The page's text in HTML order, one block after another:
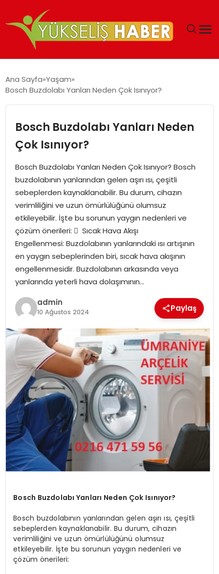
MALIYETLERINI AZALTIYOR’
Ana Sayfa Yaşam
Bosch Buzdolabı Yanları Neden Çok Isınıyor?
Bosch Buzdolabı Yanları Neden
Çok Isınıyor?
Bosch Buzdolabı Yanları Neden Çok Isınıyor? Bosch
buzdolabının yanlarından gelen aşırı ısı, çeşitli
sebeplerden kaynaklanabilir. Bu durum, cihazın
verimliliğini ve uzun ömürlülüğünü olumsuz
etkileyebilir. İşte bu sorunun yaygın nedenleri ve
çözüm önerileri:  Sıcak Hava Akışı
Engellenmesi: Buzdolabının yanlarındaki ısı artışının
en yaygın sebeplerinden biri, sıcak hava akışının
engellenmesidir. Buzdolabının arkasında veya
yanlarında yeterli hava dolaşımının…
admin
10 Ağustos 2024 Paylaş
Bosch Buzdolabı Yanları Neden Çok Isınıyor?
Bosch buzdolabının yanlarından gelen aşırı ısı, çeşitli
sebeplerden kaynaklanabilir. Bu durum, cihazın
verimliliğini ve uzun ömürlülüğünü olumsuz
etkileyebilir. İşte bu sorunun yaygın nedenleri ve
çözüm önerileri: